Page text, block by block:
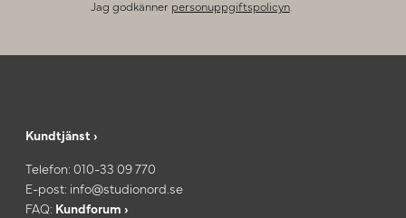
Jag godkänner personuppgiftspolicyn.
Kundtjänst ›
Telefon: 010-33 09 770
E-post: info@studionord.se
FAQ: Kundforum ›